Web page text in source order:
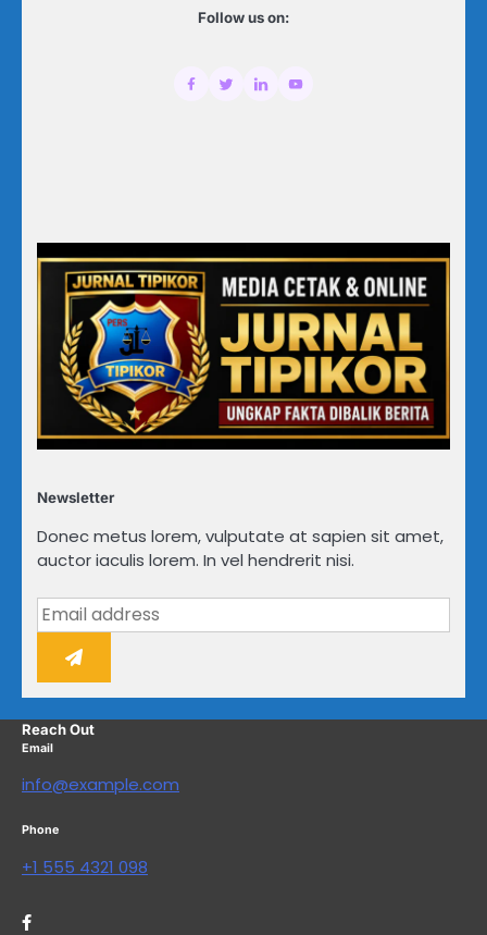
Follow us on:
Newsletter
Donec metus lorem, vulputate at sapien sit amet,
auctor iaculis lorem. In vel hendrerit nisi.
Reach Out
Email
info@example.com
Phone
+1 555 4321 098